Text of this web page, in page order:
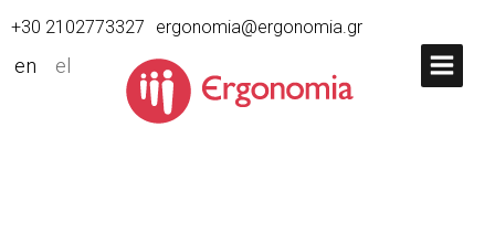
+30 2102773327 ergonomia@ergonomia.gr
en el